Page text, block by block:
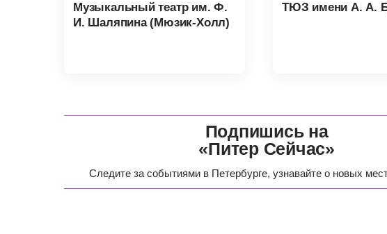
Музыкальный театр им. Ф.
И. Шаляпина (Мюзик-Холл)
ТЮЗ имени А. А.
Подпишись на
«Питер Сейчас»
Следите за событиями в Петербурге, узнавайте о новых